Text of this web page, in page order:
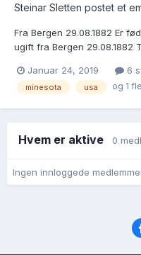
Steinar Sletten postet et
Fra Bergen 29.08.1882 Er
ugift fra Bergen 29.08.1882
Januar 24, 2019
6
minesota usa og 1
Hvem er aktive 0
Ingen innloggede